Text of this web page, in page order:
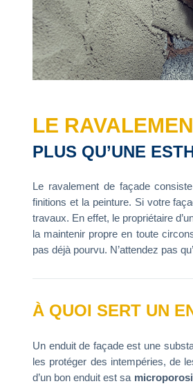
LE
PLUS QU’UNE
Le ravalement de façade
finitions et la peinture. Si votre
travaux. En effet, le propriétaire
la maintenir propre en toute
pas déjà pourvu. N’attendez pas
À QUOI SERT UN
Un enduit de façade est une
les protéger des intempéries, de
d’un bon enduit est sa